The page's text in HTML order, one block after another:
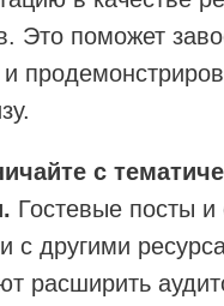
Это поможет
с
Гостевые посты
с другими
расширить